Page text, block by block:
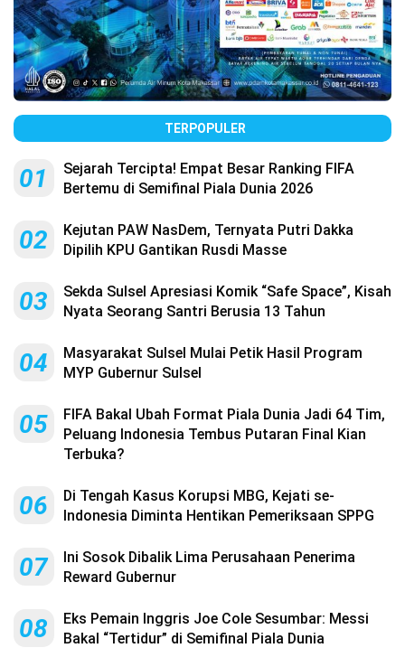
TERPOPULER
01
Sejarah Tercipta! Empat Besar Ranking FIFA
Bertemu di Semifinal Piala Dunia 2026
02
Kejutan PAW NasDem, Ternyata Putri Dakka
Dipilih KPU Gantikan Rusdi Masse
03
Sekda Sulsel Apresiasi Komik “Safe Space”, Kisah
Nyata Seorang Santri Berusia 13 Tahun
04
Masyarakat Sulsel Mulai Petik Hasil Program
MYP Gubernur Sulsel
05
FIFA Bakal Ubah Format Piala Dunia Jadi 64 Tim,
Peluang Indonesia Tembus Putaran Final Kian
Terbuka?
06
Di Tengah Kasus Korupsi MBG, Kejati se-
Indonesia Diminta Hentikan Pemeriksaan SPPG
07
Ini Sosok Dibalik Lima Perusahaan Penerima
Reward Gubernur
08
Eks Pemain Inggris Joe Cole Sesumbar: Messi
Bakal “Tertidur” di Semifinal Piala Dunia